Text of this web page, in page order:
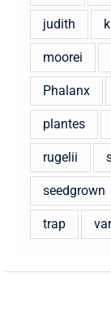
judith
moorei
Phalanx
plantes
rugelii
seedgrown
trap